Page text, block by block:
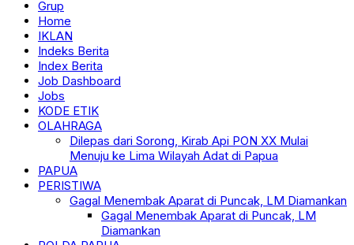
Grup
Home
IKLAN
Indeks Berita
Index Berita
Job Dashboard
Jobs
KODE ETIK
OLAHRAGA
Dilepas dari Sorong, Kirab Api PON XX Mulai
Menuju ke Lima Wilayah Adat di Papua
PAPUA
PERISTIWA
Gagal Menembak Aparat di Puncak, LM Diamankan
Gagal Menembak Aparat di Puncak, LM
Diamankan